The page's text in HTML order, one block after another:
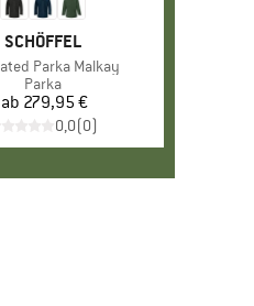
MARKE
SCHÖFFEL
Parka Malkay
Produktgruppe
Parka
Preis
ab 279,95 €
0,0(0)